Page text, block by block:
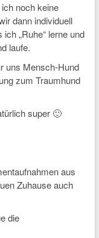
noch keine
dann individuell
„Ruhe“ lerne und
laufe.
uns Mensch-Hund
zum Traumhund
super 🙂
aus
Zuhause auch
die